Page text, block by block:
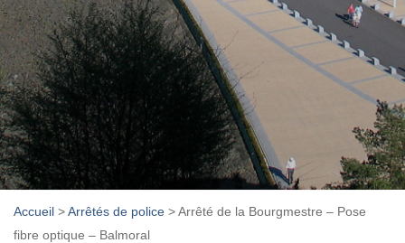
Accueil >Arrêtés de police >Arrêté de la Bourgmestre – Pose
fibre optique – Balmoral